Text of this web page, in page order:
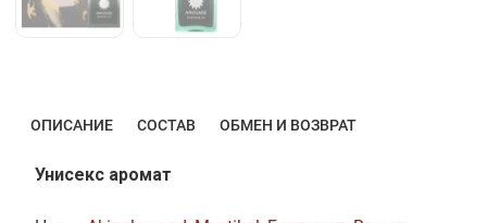
ОПИСАНИЕ СОСТАВ ОБМЕН И ВОЗВРАТ
Унисекс аромат